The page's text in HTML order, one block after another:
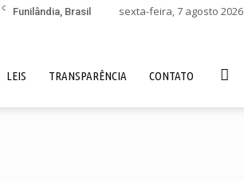
C Funilândia, Brasil sexta-feira, 7 agosto 2026
LEIS TRANSPARÊNCIA CONTATO